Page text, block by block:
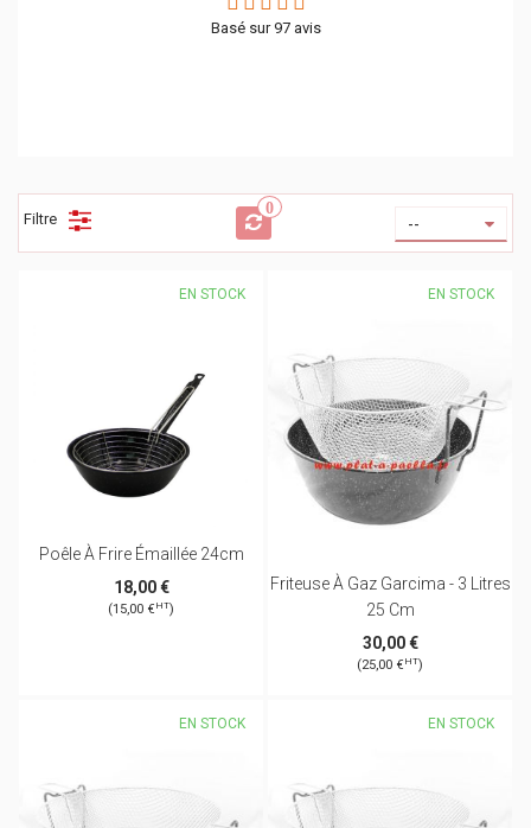
Basé sur 97avis
Filtre
0
--
Poêle À Frire Émaillée 24cm
EN STOCK
18,00 €
(15,00 €HT)
Friteuse À Gaz Garcima - 3 Litres
25 Cm
EN STOCK
30,00 €
(25,00 €HT)
EN STOCK EN STOCK